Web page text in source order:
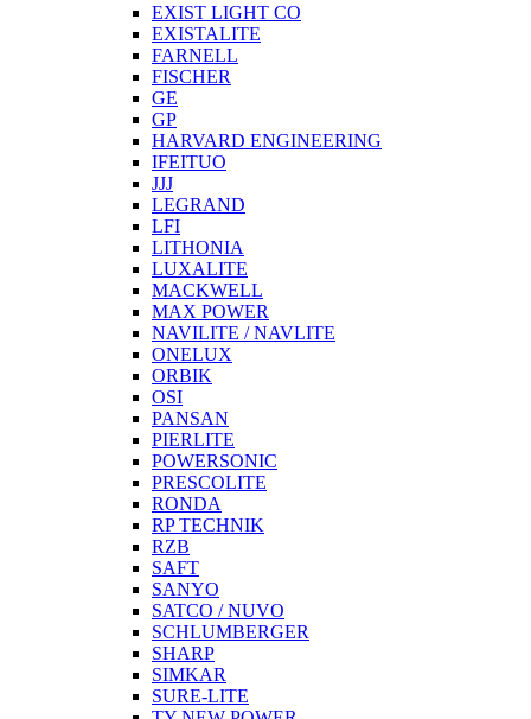
EXIST LIGHT CO
EXISTALITE
FARNELL
FISCHER
GE
GP
HARVARD ENGINEERING
IFEITUO
JJJ
LEGRAND
LFI
LITHONIA
LUXALITE
MACKWELL
MAX POWER
NAVILITE / NAVLITE
ONELUX
ORBIK
OSI
PANSAN
PIERLITE
POWERSONIC
PRESCOLITE
RONDA
RP TECHNIK
RZB
SAFT
SANYO
SATCO / NUVO
SCHLUMBERGER
SHARP
SIMKAR
SURE-LITE